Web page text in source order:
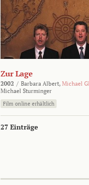
Zur Lage
2002 / Barbara Albert, Michael
Michael Sturminger
Film online erhältlich
27 Einträge